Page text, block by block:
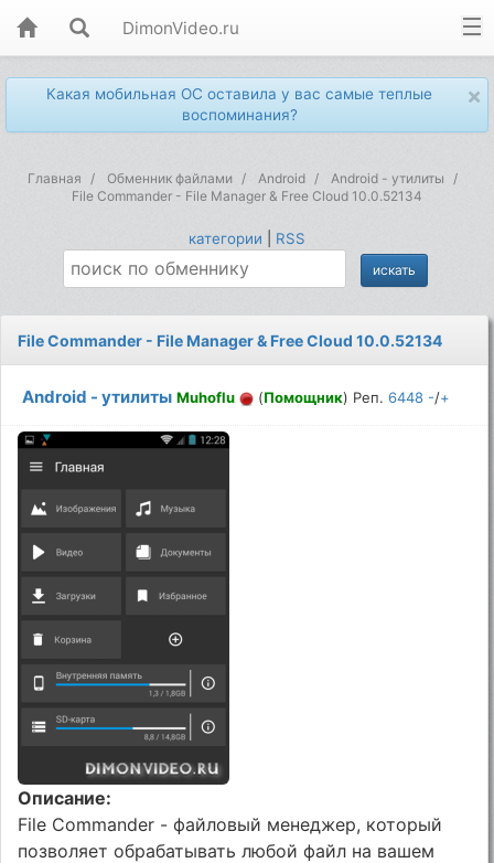
DimonVideo.ru
×
Какая мобильная ОС оставила у вас самые теплые
воспоминания?
Главная Обменник файлами Android
Android - утилиты
File Commander - File Manager & Free Cloud 10.0.52134
категории RSS
File Commander - File Manager & Free Cloud 10.0.52134
Android - утилиты Muhoflu (Помощник) Реп.6448 -/+
Описание:
File Commander - файловый менеджер, который
позволяет обрабатывать любой файл на вашем